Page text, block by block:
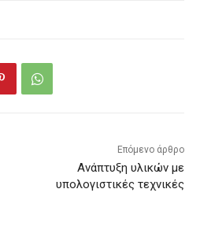
Επόμενο άρθρο
Ανάπτυξη υλικών με
υπολογιστικές τεχνικές